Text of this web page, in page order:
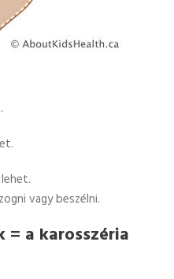
vagy beszélni.
a karosszéria